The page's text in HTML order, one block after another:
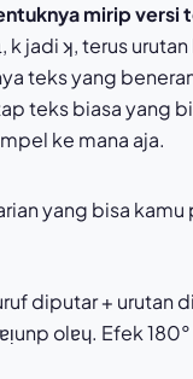
mirip versi
k jadi ʞ, terus
teks yang
teks biasa yang
ke mana aja.
yang bisa kamu
diputar + urutan
olɐɥ. Efek